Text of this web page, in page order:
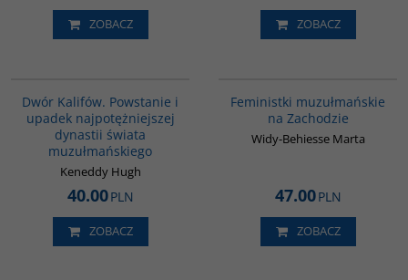
ZOBACZ ZOBACZ
Dwór Kalifów. Powstanie i
upadek najpotężniejszej
dynastii świata
muzułmańskiego
Keneddy Hugh
40.00PLN
ZOBACZ
Feministki muzułmańskie
na Zachodzie
Widy-Behiesse Marta
47.00PLN
ZOBACZ